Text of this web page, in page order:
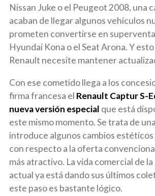
Nissan Juke o el Peugeot 2008, una
acaban de llegar algunos vehículos
prometen convertirse en
Hyundai Kona o elSeat Arona. Y
Renault necesite mantener
Con ese cometido llega a los
firma francesa el Renault Captur S-
nueva versión especial que está
este mismo momento. Se trata de
introduce algunos cambios estéticos
con respecto a la oferta
más atractivo. La vida comercial de
actual ya está dando sus últimos
este paso es bastante lógico.